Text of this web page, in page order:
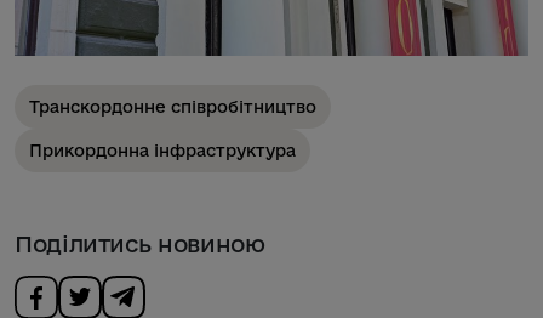
Транскордонне співробітництво
Прикордонна інфраструктура
Поділитись новиною